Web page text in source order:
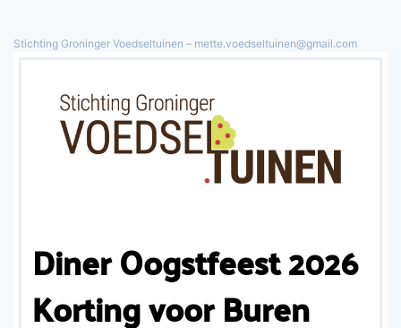
Overslaan en naar de inhoud gaan
Stichting Groninger Voedseltuinen – mette.voedseltuinen@gmail.com
Diner Oogstfeest 2026
Korting voor Buren